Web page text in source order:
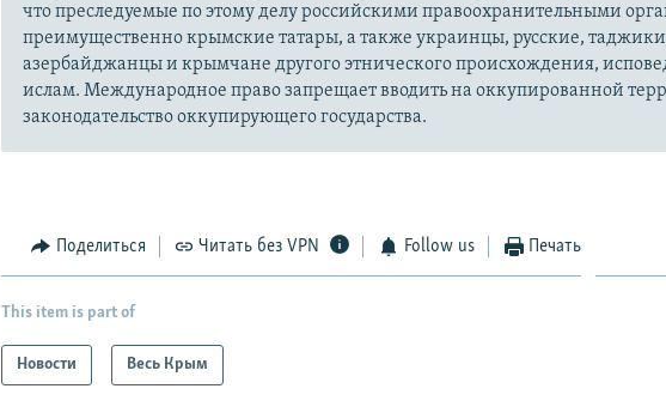
что преследуемые по этому делу российскими правоохранительными
преимущественно крымские татары, а также украинцы, русские,
азербайджанцы и крымчане другого этнического происхождения,
ислам. Международное право запрещает вводить на оккупированной
законодательство оккупирующего государства.
Поделиться Читать без VPN Follow us Печать
This item is part of
Новости Весь Крым